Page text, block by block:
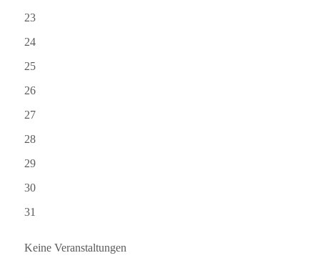
23
24
25
26
27
28
29
30
31
Keine Veranstaltungen